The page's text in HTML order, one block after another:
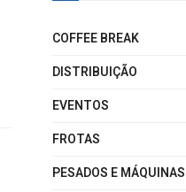
COFFEE BREAK
DISTRIBUIÇÃO
EVENTOS
FROTAS
PESADOS E MÁQUINAS